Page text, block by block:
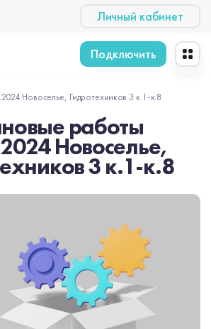
Личный кабинет
Подключить
Новоселье, Гидротехников 3 к.1-к.8
работы
Новоселье,
3 к.1-к.8